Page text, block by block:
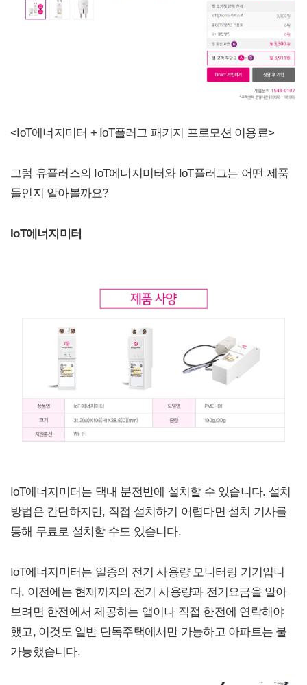
<IoT에너지미터 + IoT플러그 패키지 프로모션 이용료>
그럼 유플러스의 IoT에너지미터와 IoT플러그는 어떤 제품
들인지 알아볼까요?
IoT에너지미터
IoT에너지미터는 댁내 분전반에 설치할 수 있습니다. 설치
방법은 간단하지만, 직접 설치하기 어렵다면 설치 기사를
통해 무료로 설치할 수도 있습니다.
IoT에너지미터는 일종의 전기 사용량 모니터링 기기입니
다. 이전에는 현재까지의 전기 사용량과 전기요금을 알아
보려면 한전에서 제공하는 앱이나 직접 한전에 연락해야
했고, 이것도 일반 단독주택에서만 가능하고 아파트는 불
가능했습니다.